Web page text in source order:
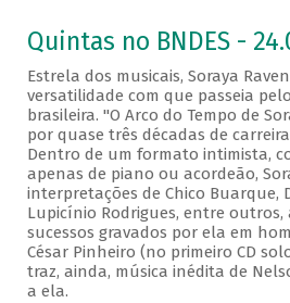
Quintas no BNDES -
Estrela dos musicais, Soraya
versatilidade com que passeia
brasileira. "O Arco do Tempo de
por quase três décadas de
Dentro de um formato intimista,
apenas de piano ou acordeão,
interpretações de Chico Buarque,
Lupicínio Rodrigues, entre outros,
sucessos gravados por ela em
César Pinheiro (no primeiro CD
traz, ainda, música inédita de
a ela.